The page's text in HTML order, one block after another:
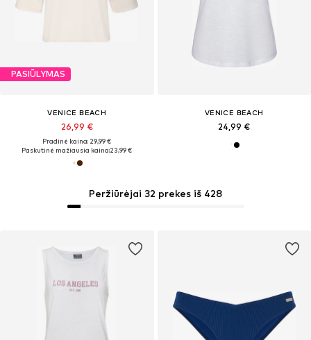
Peržiūrėjai 32 prekes iš 428
PASIŪLYMAS
VENICE BEACH
26,99 €
Pradinė kaina: 29,99 €
Paskutinė mažiausia kaina:23,99 €
VENICE BEACH
24,99 €